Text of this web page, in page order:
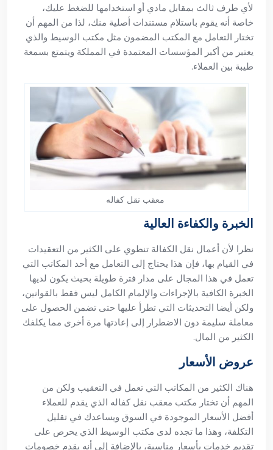
لأي طرف ثالث بمقابل مادي أو استخدامها للضغط عليك،
خاصة أنه يقوم باستلام مستندات أصلية منك، لذا من المهم أن
تختار التعامل مع المكتب المضمون مثل مكتب الوسيط والذي
يعتبر من أكبر المؤسسات المعتمدة في المملكة ويتمتع بسمعة
طيبة بين العملاء.
معقب نقل كفاله
الخبرة والكفاءة العالية
نظرا لأن أعمال نقل الكفالة تنطوي على الكثير من التعقيدات
في القيام بها، فإن هذا يحتاج إلى التعامل مع أحد المكاتب التي
تعمل في هذا المجال على مدار فترة طويلة بحيث يكون لديها
الخبرة الكافية بالإجراءات والإلمام الكامل ليس فقط بالقوانين،
ولكن أيضا التحديثات التي تطرأ عليها حتى تضمن الحصول على
معاملة سليمة دون الاضطرار إلى إعادتها مرة أخرى مما يكلفك
الكثير من المال.
عروض الأسعار
هناك الكثير من المكاتب التي تعمل في التعقيب ولكن من
المهم أن تختار مكتب معقب نقل كفاله الذي يقدم للعملاء
أفضل الأسعار الموجودة في السوق ويساعدك في تقليل
التكلفة، وهذا ما تجده لدى مكتب الوسيط الذي يحرص على
تقديم خدمات بأسعار مناسبة، بالإضافة إلى أنه يقدم خصومات